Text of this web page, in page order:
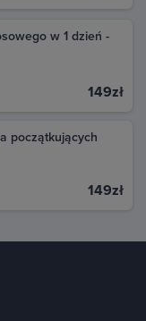
w 1 dzień -
149zł
początkujących
149zł